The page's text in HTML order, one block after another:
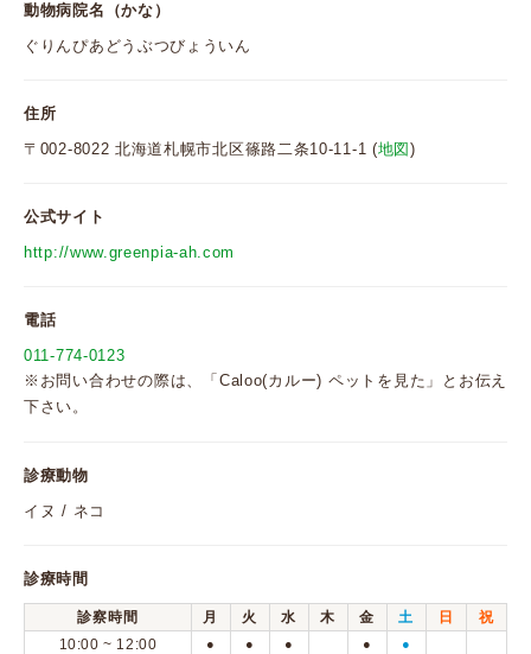
動物病院名（かな）
ぐりんぴあどうぶつびょういん
住所
〒002-8022 北海道札幌市北区篠路二条10-11-1 (地図)
公式サイト
http://www.greenpia-ah.com
電話
011-774-0123
※お問い合わせの際は、「Caloo(カルー) ペットを見た」とお伝え
下さい。
診療動物
イヌ / ネコ
診療時間
診察時間 月 火 水 木 金 土 日
祝
10:00 ~ 12:00
● ● ● ● ●